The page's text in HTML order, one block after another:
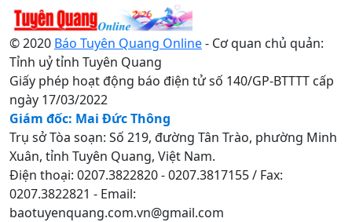
© 2020 Báo Tuyên Quang Online- Cơ quan chủ quản:
Tỉnh uỷ tỉnh Tuyên Quang
Giấy phép hoạt động báo điện tử số 140/GP-BTTTT cấp
ngày 17/03/2022
Giám đốc: Mai Đức Thông
Trụ sở Tòa soạn: Số 219, đường Tân Trào, phường Minh
Xuân, tỉnh Tuyên Quang, Việt Nam.
Điện thoại: 0207.3822820 - 0207.3817155 / Fax:
0207.3822821 - Email:
baotuyenquang.com.vn@gmail.com